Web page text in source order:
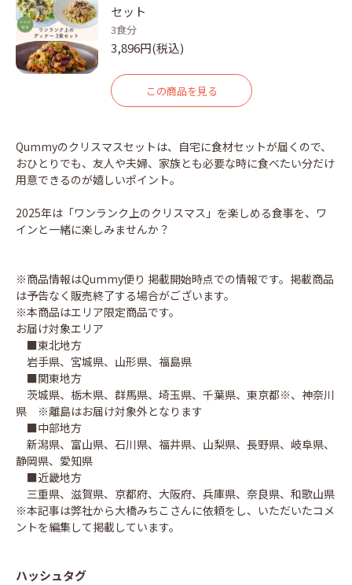
セット
3食分
3,896円(税込)
この商品を見る
Qummyのクリスマスセットは、自宅に食材セットが届くので、
おひとりでも、友人や夫婦、家族とも必要な時に食べたい分だけ
用意できるのが嬉しいポイント。
2025年は「ワンランク上のクリスマス」を楽しめる食事を、ワ
インと一緒に楽しみませんか？
※商品情報はQummy便り 掲載開始時点での情報です。掲載商品
は予告なく販売終了する場合がございます。
※本商品はエリア限定商品です。
お届け対象エリア
■東北地方
岩手県、宮城県、山形県、福島県
■関東地方
茨城県、栃木県、群馬県、埼玉県、千葉県、東京都※、神奈川
県 ※離島はお届け対象外となります
■中部地方
新潟県、富山県、石川県、福井県、山梨県、長野県、岐阜県、
静岡県、愛知県
■近畿地方
三重県、滋賀県、京都府、大阪府、兵庫県、奈良県、和歌山県
※本記事は弊社から大橋みちこさんに依頼をし、いただいたコメ
ントを編集して掲載しています。
ハッシュタグ